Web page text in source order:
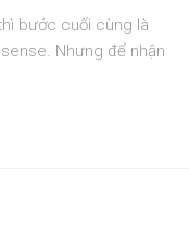
bước cuối cùng là
Nhưng để nhận